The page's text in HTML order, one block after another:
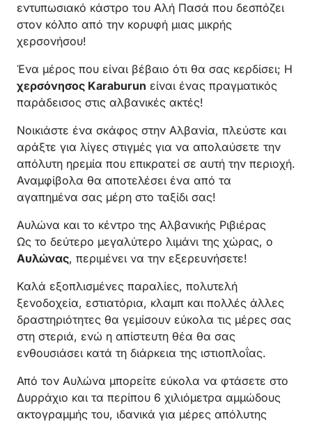
εντυπωσιακό κάστρο του Αλή Πασά που δεσπόζει
στον κόλπο από την κορυφή μιας μικρής
χερσονήσου!
Ένα μέρος που είναι βέβαιο ότι θα σας κερδίσει; Η
χερσόνησος Karaburun είναι ένας πραγματικός
παράδεισος στις αλβανικές ακτές!
Νοικιάστε ένα σκάφος στην Αλβανία, πλεύστε και
αράξτε για λίγες στιγμές για να απολαύσετε την
απόλυτη ηρεμία που επικρατεί σε αυτή την περιοχή.
Αναμφίβολα θα αποτελέσει ένα από τα
αγαπημένα σας μέρη στο ταξίδι σας!
Αυλώνα και το κέντρο της Αλβανικής Ριβιέρας
Ως το δεύτερο μεγαλύτερο λιμάνι της χώρας, ο
Αυλώνας, περιμένει να την εξερευνήσετε!
Καλά εξοπλισμένες παραλίες, πολυτελή
ξενοδοχεία, εστιατόρια, κλαμπ και πολλές άλλες
δραστηριότητες θα γεμίσουν εύκολα τις μέρες σας
στη στεριά, ενώ η απίστευτη θέα θα σας
ενθουσιάσει κατά τη διάρκεια της ιστιοπλοΐας.
Από τον Αυλώνα μπορείτε εύκολα να φτάσετε στο
Δυρράχιο και τα περίπου 6 χιλιόμετρα αμμώδους
ακτογραμμής του, ιδανικά για μέρες απόλυτης